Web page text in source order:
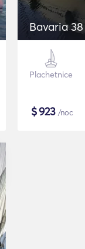
Bavaria 38
Plachetnice
$923 /noc